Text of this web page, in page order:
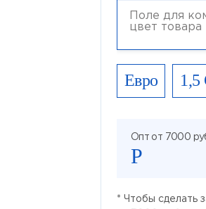
Евро
Опт от 7000
Р
* Чтобы сделать